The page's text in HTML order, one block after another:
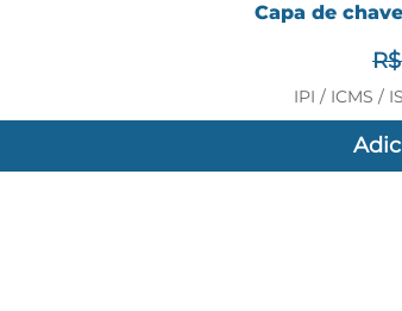
Capa de
IPI / ICMS /